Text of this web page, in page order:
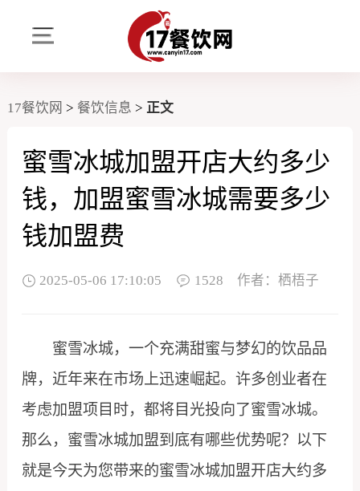
17餐饮网 > 餐饮信息 > 正文
蜜雪冰城加盟开店大约多少
钱，加盟蜜雪冰城需要多少
钱加盟费
2025-05-06 17:10:05 1528 作者：栖梧子
蜜雪冰城，一个充满甜蜜与梦幻的饮品品
牌，近年来在市场上迅速崛起。许多创业者在
考虑加盟项目时，都将目光投向了蜜雪冰城。
那么，蜜雪冰城加盟到底有哪些优势呢？以下
就是今天为您带来的蜜雪冰城加盟开店大约多